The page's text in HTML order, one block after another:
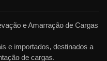
e Amarração de Cargas
e importados, destinados a
de cargas.